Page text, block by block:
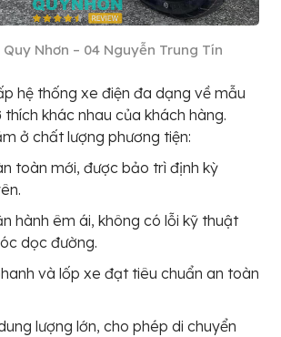
Nhơn – 04 Nguyễn Trung Tín
hệ thống xe điện đa dạng về mẫu
khác nhau của khách hàng.
ở chất lượng phương tiện:
toàn mới, được bảo trì định kỳ
hành êm ái, không có lỗi kỹ thuật
dọc đường.
và lốp xe đạt tiêu chuẩn an toàn
lượng lớn, cho phép di chuyển